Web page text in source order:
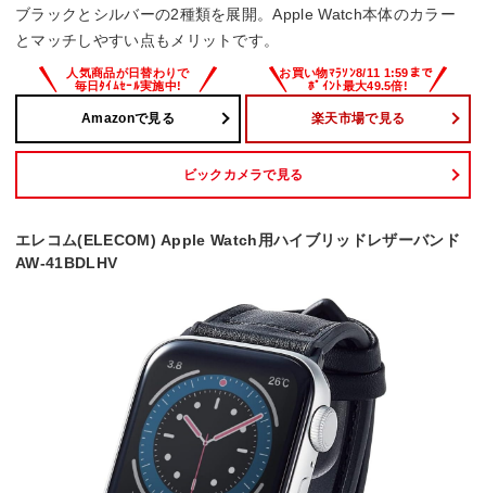
ブラックとシルバーの2種類を展開。Apple Watch本体のカラー
とマッチしやすい点もメリットです。
Amazonで見る 楽天市場で見る
ビックカメラで見る
エレコム(ELECOM) Apple Watch用ハイブリッドレザーバンド
AW-41BDLHV